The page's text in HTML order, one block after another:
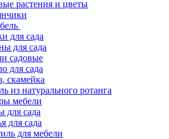
растения и цветы
для сада
для сада
садовые
для сада
скамейка
из натурального ротанга
мебели
для сада
для сада
для мебели